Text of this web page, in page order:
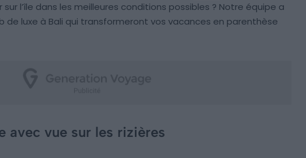
l’île dans les meilleures conditions possibles ? Notre équipe a
de luxe à Bali qui transformeront vos vacances en parenthèse
avec vue sur les rizières